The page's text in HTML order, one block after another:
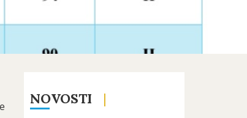
NOVOSTI